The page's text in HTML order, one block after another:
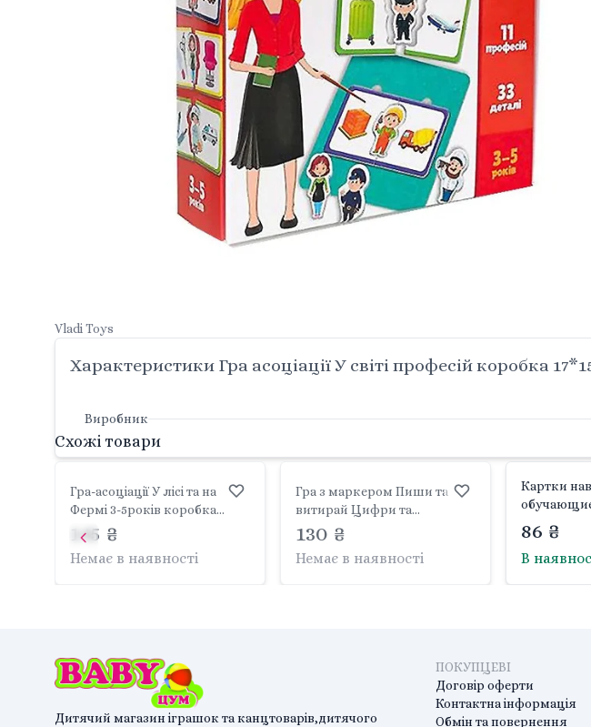
Vladi Toys
Характеристики Гра асоціації У світі професій коробка
Виробник
Схожі товари
Гра-асоціації У лісі та на
Фермі 3-5років коробка
17*16*4см VT1804-46 Vladi
Toys
145 ₴
Немає в наявності
Гра з маркером Пиши та
витирай Цифри та
приклади коробка
17*15*3см VT5010-14 Vladi
Toys
130 ₴
Немає в наявності
Картки
побуту магнітні в
19*17*4см
Toys
86 ₴
В
Дитячий магазин іграшок та канцтоварів,дитячого
ПОКУПЦЕВІ
Договір оферти
Контактна інформація
Обмін та повернення